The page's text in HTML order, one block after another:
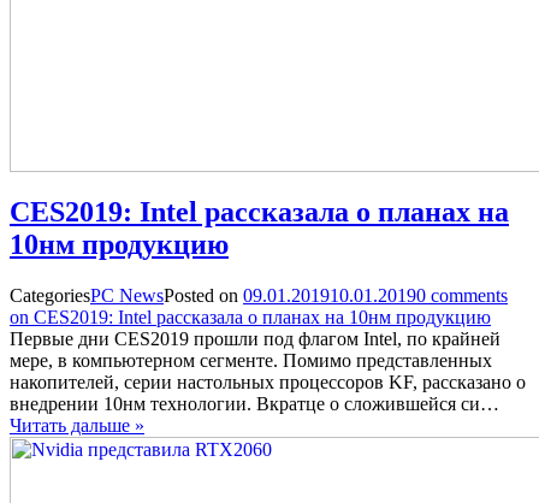
CES2019: Intel рассказала о планах на
10нм продукцию
CategoriesPC NewsPosted on 09.01.201910.01.20190 comments
on CES2019: Intel рассказала о планах на 10нм продукцию
Первые дни CES2019 прошли под флагом Intel, по крайней
мере, в компьютерном сегменте. Помимо представленных
накопителей, серии настольных процессоров KF, рассказано о
внедрении 10нм технологии. Вкратце о сложившейся си…
Читать дальше »